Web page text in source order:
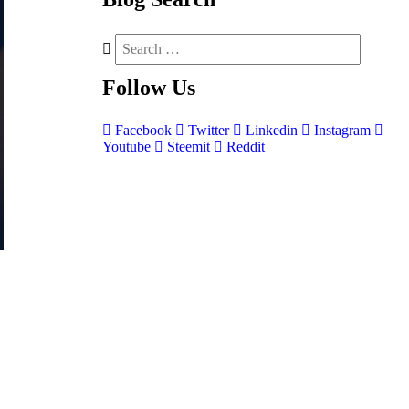
Follow Us
Facebook Twitter Linkedin
Instagram
Youtube
Steemit Reddit